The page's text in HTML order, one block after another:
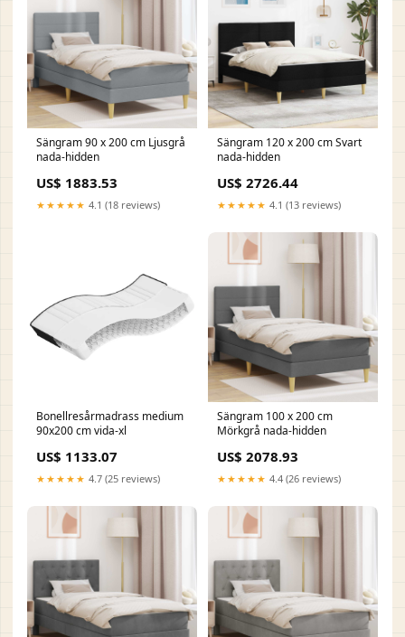
Sängram 90 x 200 cm Ljusgrå
nada-hidden
US$ 1883.53
★★★★★ 4.1 (18 reviews)
Sängram 120 x 200 cm Svart
nada-hidden
US$ 2726.44
★★★★★ 4.1 (13 reviews)
Bonellresårmadrass medium
90x200 cm vida-xl
US$ 1133.07
★★★★★ 4.7 (25 reviews)
Sängram 100 x 200 cm
Mörkgrå nada-hidden
US$ 2078.93
★★★★★ 4.4 (26 reviews)